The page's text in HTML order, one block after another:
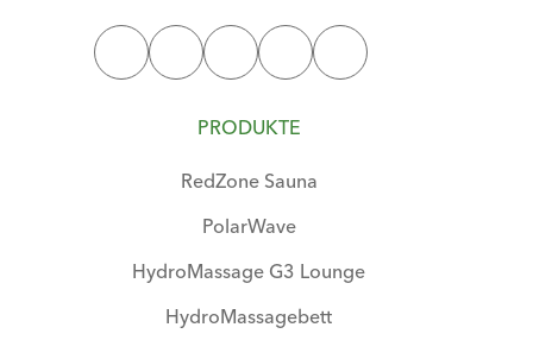
PRODUKTE
RedZone Sauna
PolarWave
HydroMassage G3 Lounge
HydroMassagebett